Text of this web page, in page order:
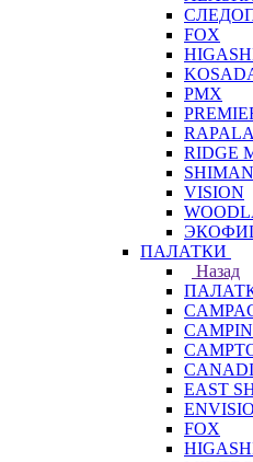
FOX
PMX
RAPALA
RIDGE
VISION
ПАЛАТКИ
Назад
EAST
FOX